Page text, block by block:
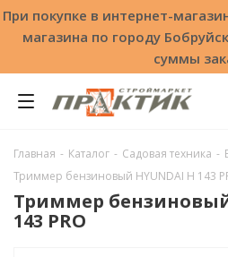
При покупке в интернет-
магазина по городу
суммы
Главная - Каталог - Садовая техника -
Триммер бензиновый HYUNDAI H 143
Триммер бензиновый
143 PRO